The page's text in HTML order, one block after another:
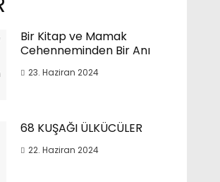
Bir Kitap ve Mamak
Cehenneminden Bir Anı
23. Haziran 2024
68 KUŞAĞI ÜLKÜCÜLER
22. Haziran 2024